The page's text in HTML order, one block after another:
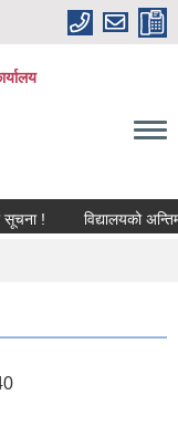
! विद्यालयको अन्तिम